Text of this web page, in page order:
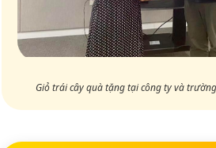
Giỏ trái cây quà tặng tại công ty và